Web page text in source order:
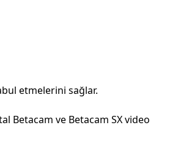
etmelerini sağlar.
Betacam ve Betacam SX video